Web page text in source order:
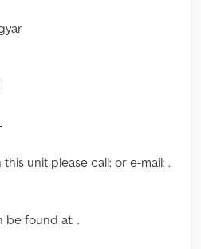
unit please call: or e-mail: .
be found at: .